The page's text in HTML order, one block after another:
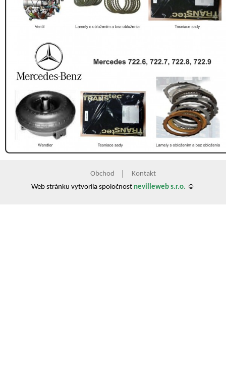
Obchod
Kontakt
Web stránku vytvorila spoločnosť nevilleweb s.r.o. ☺